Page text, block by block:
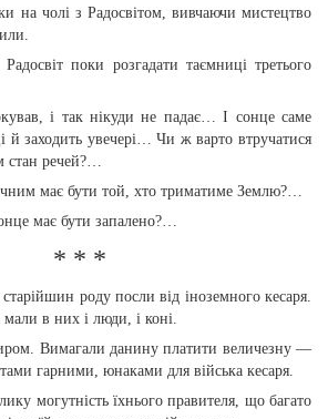
на чолі з Радосвітом, вивчаючи мистецтво
поки розгадати таємниці третього
і так нікуди не падає… І сонце саме
й заходить увечері… Чи ж варто втручатися
стан речей?…
має бути той, хто триматиме Землю?…
має бути запалено?…
* * *
роду посли від іноземного кесаря.
в них і люди, і коні.
Вимагали данину платити величезну —
гарними, юнаками для війська кесаря.
могутність їхнього правителя, що багато